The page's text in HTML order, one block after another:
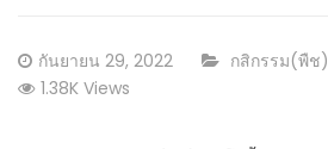
Posted
on
กันยายน 29, 2022 CATEGORY:
กสิกรรม(พืช)
1.38K Views